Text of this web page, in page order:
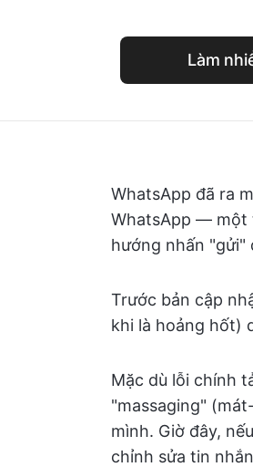
Làm
WhatsApp đã ra
WhatsApp — một
hướng nhấn "gửi"
Trước bản cập
khi là hoảng hốt)
Mặc dù lỗi chính
"massaging"
mình. Giờ đây,
chỉnh sửa tin